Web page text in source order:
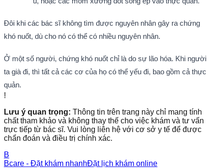
Đôi khi các bác sĩ không tìm được nguyên nhân gây ra chứng
khó nuốt, dù cho nó có thể có nhiều nguyên nhân.
Ở một số người, chứng khó nuốt chỉ là do sự lão hóa. Khi người
ta già đi, thì tất cả các cơ của họ có thể yếu đi, bao gồm cả thực
quản.
!
Lưu ý quan trọng: Thông tin trên trang này chỉ mang tính
chất tham khảo và không thay thế cho việc khám và tư vấn
trực tiếp từ bác sĩ. Vui lòng liên hệ với cơ sở y tế để được
chẩn đoán và điều trị chính xác.
B
Bcare - Đặt khám nhanhĐặt lịch khám online